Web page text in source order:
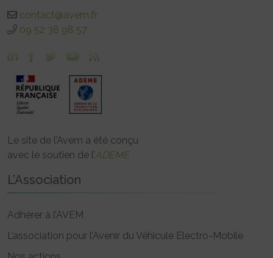
contact@avem.fr
09 52 38 98 57
Le site de l’Avem a été conçu
avec le soutien de l’ADEME
L’Association
Adhérer à l’AVEM
L’association pour l’Avenir du Véhicule Electro-Mobile